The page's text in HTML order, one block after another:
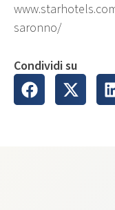
saronno/
Condividi su